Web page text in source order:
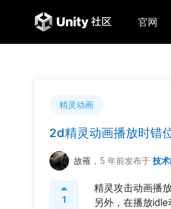
官网
精灵动画
2d精灵动画播放时错
故罹 ，5 年前发布于 技
1
精灵攻击动画播
另外，在播放